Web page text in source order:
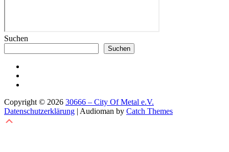
Suchen
Suchen
Copyright © 2026 30666 – City Of Metal e.V.
Datenschutzerklärung | Audioman by Catch Themes